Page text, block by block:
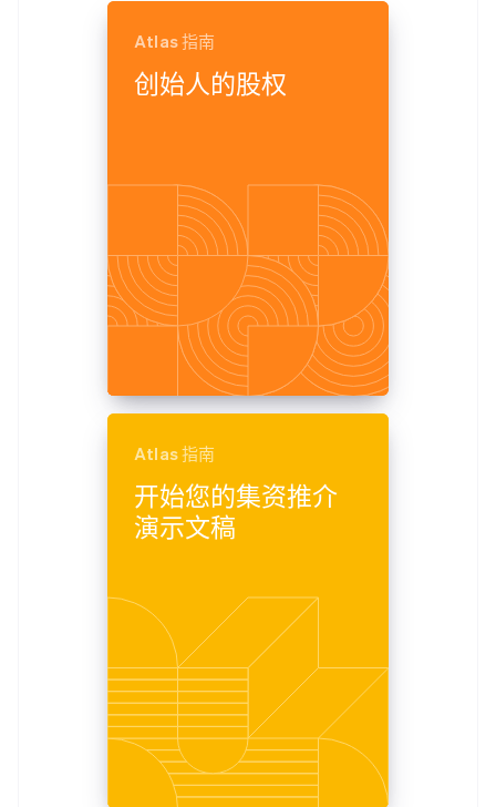
Atlas 指南
创始人的股权
Atlas 指南
开始您的集资推介
演示文稿